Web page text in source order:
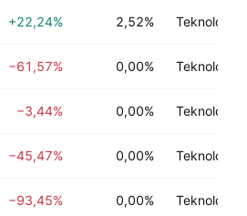
+22,24% 2,52% Teknologi
−61,57% 0,00% Teknologi
−3,44% 0,00% Teknologi
−45,47% 0,00% Teknologi
−93,45% 0,00% Teknologi